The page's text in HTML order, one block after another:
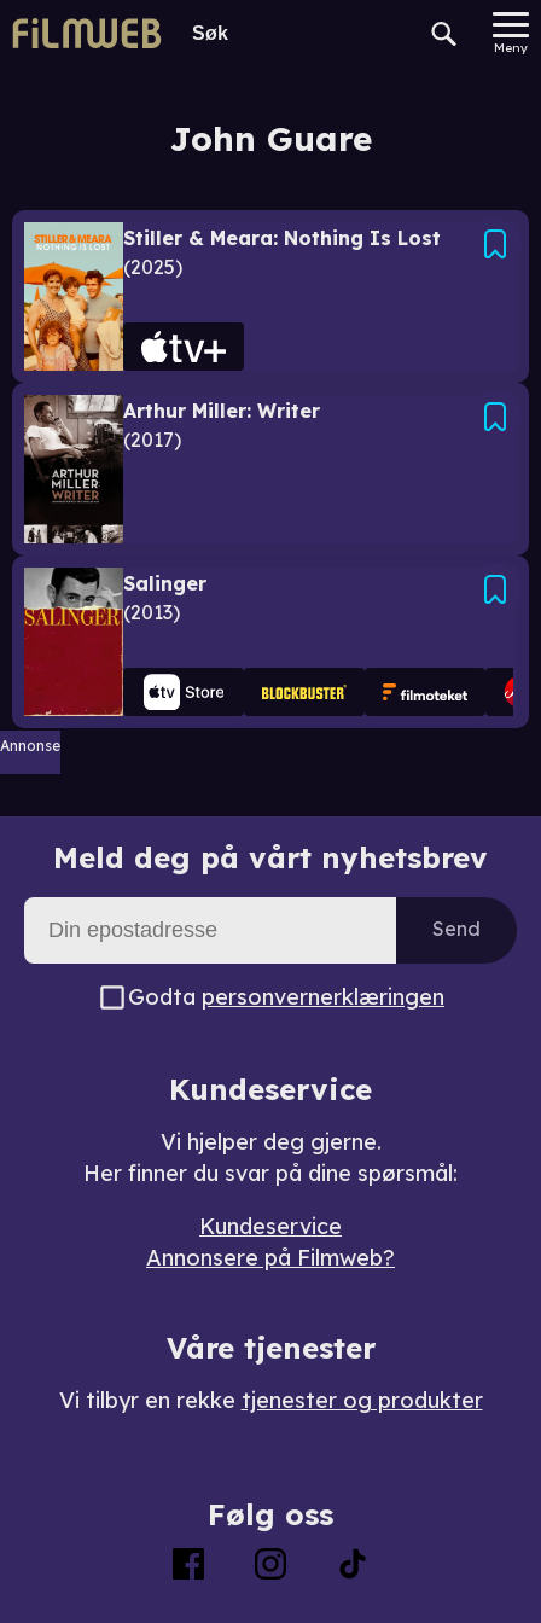
Meny
John Guare
Stiller & Meara: Nothing Is Lost
2025
Arthur Miller: Writer
2017
Salinger
2013
Annonse
Meld deg på vårt nyhetsbrev
Send
Godta personvernerklæringen
Kundeservice
Vi hjelper deg gjerne.
Her finner du svar på dine spørsmål:
Kundeservice
Annonsere på Filmweb?
Våre tjenester
Vi tilbyr en rekke tjenester og produkter
Følg oss